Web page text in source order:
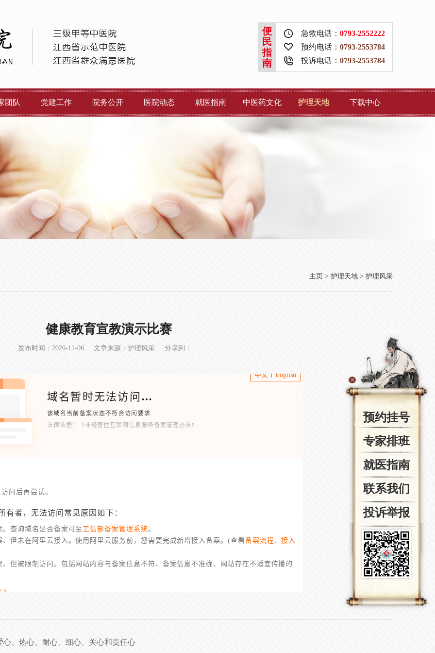
便
民
指
南
急救电话： 0793-2552222
预约电话： 0793-2553784
投诉电话： 0793-2553784
团队 党建工作 院务公开 医院动态 就医指南 中医药文化 护理天地 下载中心
主页 > 护理天地 > 护理风采
健康教育宣教演示比赛
发布时间：2020-11-06 文章来源：护理风采 分享到：
、热心、耐心、细心、关心和责任心
预约挂号
专家排班
就医指南
联系我们
投诉举报
×